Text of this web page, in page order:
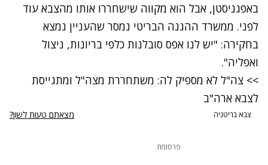
באפגניסטן, אבל הוא מקווה שישחררו אותו מהצבא עוד
לפני. ממשרד ההגנה הבריטי נמסר שהעניין נמצא
בחקירה: "יש לנו אפס סובלנות כלפי בריונות, ניצול
ואפליה".
>> צה"ל לא מספיק לה: משתחררת מצה"ל ומתגייסת
לצבא ארה"ב
צבא בריטניה מצאתם טעות לשון?
פרסומת